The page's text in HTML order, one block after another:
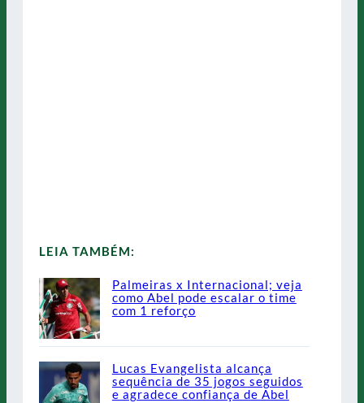
LEIA TAMBÉM:
Palmeiras x Internacional; veja
como Abel pode escalar o time
com 1 reforço
Lucas Evangelista alcança
sequência de 35 jogos seguidos
e agradece confiança de Abel